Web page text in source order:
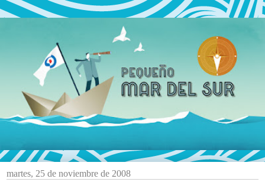
martes, 25 de noviembre de 2008